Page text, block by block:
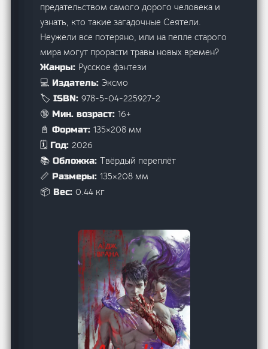
предательством самого дорого человека и
узнать, кто такие загадочные Сеятели.
Неужели все потеряно, или на пепле старого
мира могут прорасти травы новых времен?
Жанры: Русское фэнтези
💻 Издатель: Эксмо
🏷️ ISBN:978-5-04-225927-2
🔞 Мин. возраст:16+
📓 Формат:135×208 мм
🗓️ Год:2026
📚 Обложка:Твёрдый переплёт
📏 Размеры:135×208 мм
📦 Вес:0.44 кг